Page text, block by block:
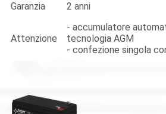
Garanzia
2 anni
Attenzione
- accumulatore
tecnologia AGM
- confezione singola